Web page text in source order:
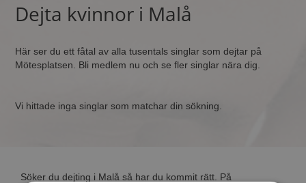
Dejta kvinnor i Malå
Här ser du ett fåtal av alla tusentals singlar som dejtar på
Mötesplatsen. Bli medlem nu och se fler singlar nära dig.
Vi hittade inga singlar som matchar din sökning.
Söker du dejting i Malå så har du kommit rätt. På